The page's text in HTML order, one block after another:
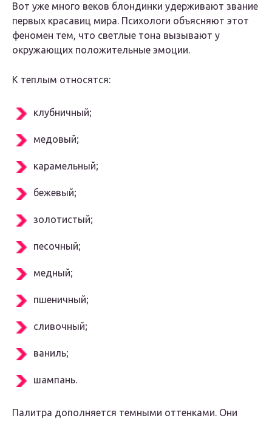
Вот уже много веков блондинки удерживают звание
первых красавиц мира. Психологи объясняют этот
феномен тем, что светлые тона вызывают у
окружающих положительные эмоции.
К теплым относятся:
клубничный;
медовый;
карамельный;
бежевый;
золотистый;
песочный;
медный;
пшеничный;
сливочный;
ваниль;
шампань.
Палитра дополняется темными оттенками. Они